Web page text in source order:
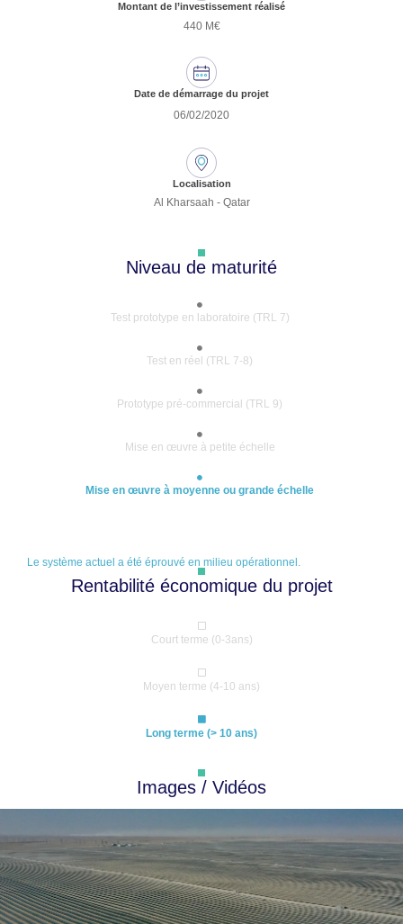
Montant de l’investissement réalisé
440 M€
Date de démarrage du projet
06/02/2020
Localisation
Al Kharsaah - Qatar
Niveau de maturité
Test prototype en laboratoire (TRL 7)
Test en réel (TRL 7-8)
Prototype pré-commercial (TRL 9)
Mise en œuvre à petite échelle
Mise en œuvre à moyenne ou grande échelle
Le système actuel a été éprouvé en milieu opérationnel.
Rentabilité économique du projet
Court terme (0-3ans)
Moyen terme (4-10 ans)
Long terme (> 10 ans)
Images / Vidéos